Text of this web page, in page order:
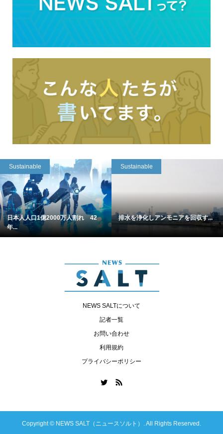
Sustainable
日本人人口1億2000万人割れ 42
年...
Sustainable
排水を浄化しアンモニアを回収す...
NEWS SALTについて
記者一覧
お問い合わせ
利用規約
プライバシーポリシー
Copyright © NEWS SALT（ニュースソルト）. All Rights Reserved.